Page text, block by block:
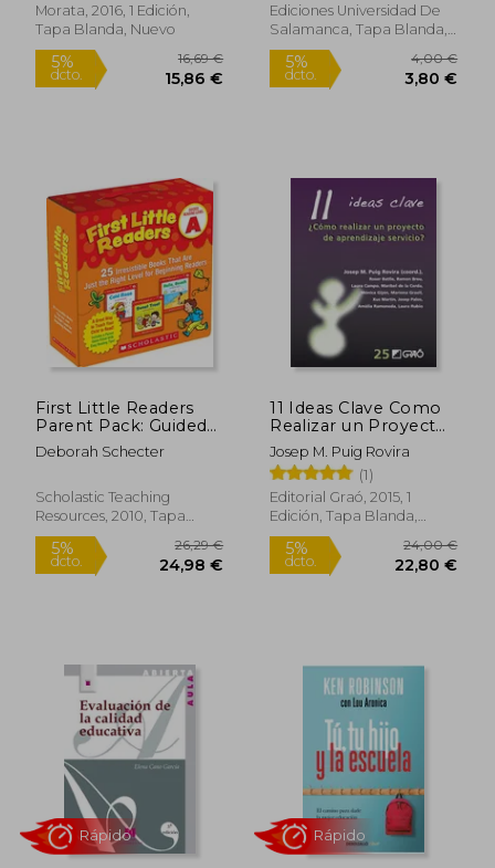
5%
dcto.
26,29 €
24,98 €
5%
dcto.
Morata, 2016, 1 Edición,
Tapa Blanda, Nuevo
5%
Ediciones Universidad De
Salamanca, Tapa Blanda,
Nuevo
5%
First Little Readers
Parent Pack: Guided
Reading Level a: 25
Irresistible Books
Right Level for
Beginning Readers
Deborah Schecter
Scholastic Teaching
Resources, 2010, Tapa
Blanda, Nuevo
11 Ideas Clave Como
Realizar un Proyecto
de Aprendizaje
Servicio
Josep M. Puig Rovira
(1)
Editorial Graó, 2015, 1
Edición, Tapa Blanda,
Nuevo